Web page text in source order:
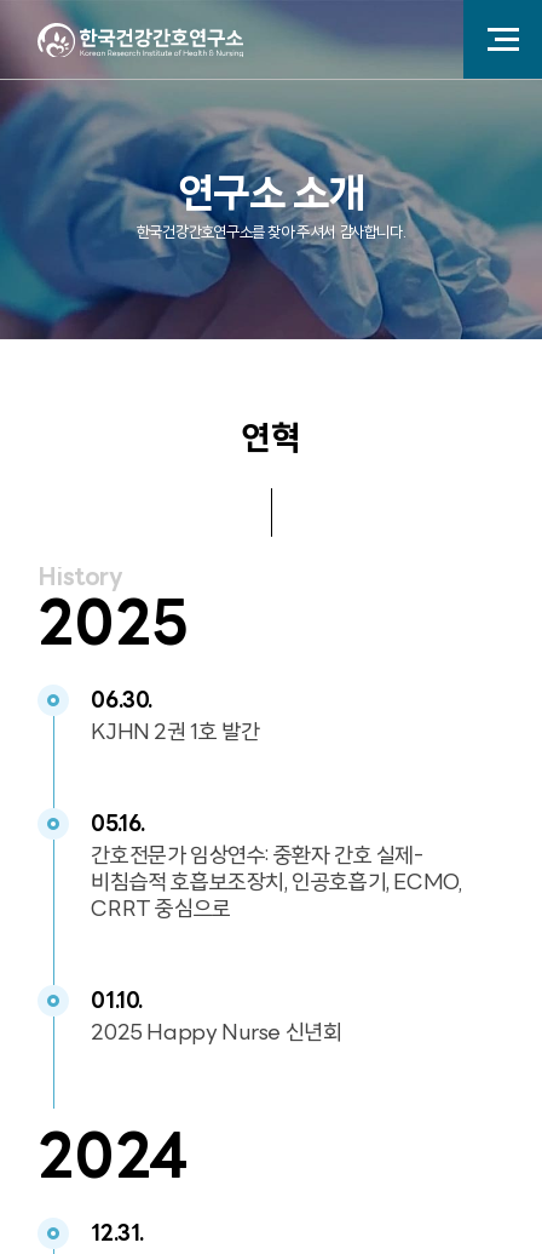
연구소 소개
한국건강간호연구소를 찾아 주셔서 감사합니다.
연혁
History
2025
06.30.
KJHN 2권 1호 발간
05.16.
간호전문가 임상연수: 중환자 간호 실제-
비침습적 호흡보조장치, 인공호흡기, ECMO,
CRRT 중심으로
01.10.
2025 Happy Nurse 신년회
2024
12.31.